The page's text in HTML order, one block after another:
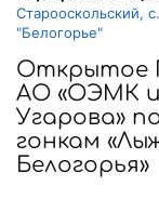
Старооскольский,
"Белогорье"
Открытое
АО «ОЭМК
Угарова»
гонкам
Белогорья»